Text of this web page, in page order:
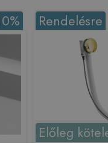
Rendelésre
Előleg